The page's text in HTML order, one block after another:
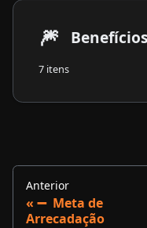
🎆 ​ Benefícios
7 itens
Anterior
➖ ​ Meta de
Arrecadação